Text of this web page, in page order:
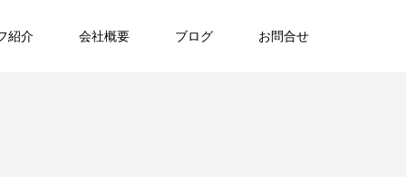
紹介 会社概要 ブログ お問合せ